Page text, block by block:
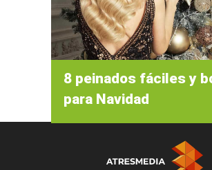
8 peinados fáciles y
para Navidad